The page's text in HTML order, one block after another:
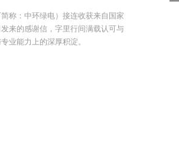
称：中环绿电）接连收获来自国家
来的感谢信，字里行间满载认可与
业能力上的深厚积淀。